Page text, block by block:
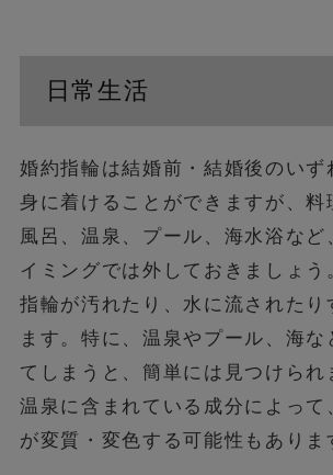
日常生活
婚約指輪は結婚前・結婚後のいず
身に着けることができますが、料
風呂、温泉、プール、海水浴など
イミングでは外しておきましょう。
指輪が汚れたり、水に流されたり
ます。特に、温泉やプール、海
てしまうと、簡単には見つけられ
温泉に含まれている成分によって
が変質・変色する可能性もありま